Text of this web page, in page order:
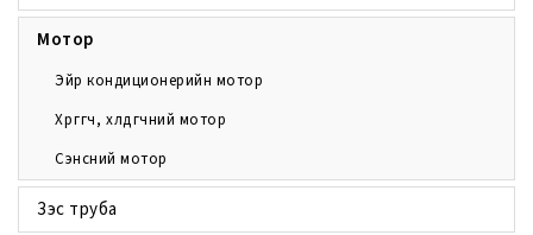
Мотор
Эйр кондиционерийн мотор
Хөргөгч, хөлдөөгчний мотор
Сэнсний мотор
Зэс труба